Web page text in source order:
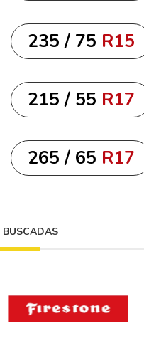
235 / 75 R15
215 / 55 R17
265 / 65 R17
BUSCADAS